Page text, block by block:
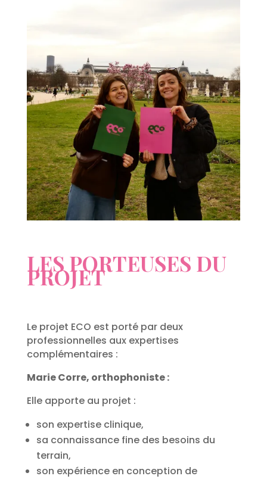
LES PORTEUSES DU
PROJET
Le projet ECO est porté par deux
professionnelles aux expertises
complémentaires :
Marie Corre, orthophoniste :
Elle apporte au projet :
son expertise clinique,
sa connaissance fine des besoins du
terrain,
son expérience en conception de